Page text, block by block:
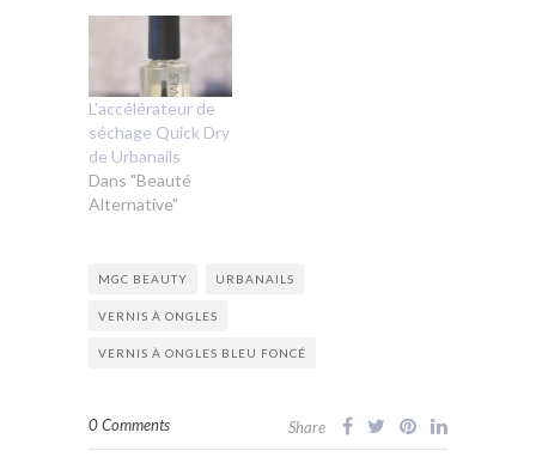
L’accélérateur de
séchage Quick Dry
de Urbanails
Dans "Beauté
Alternative"
MGC BEAUTY URBANAILS
VERNIS À ONGLES
VERNIS À ONGLES BLEU FONCÉ
0 Comments Share